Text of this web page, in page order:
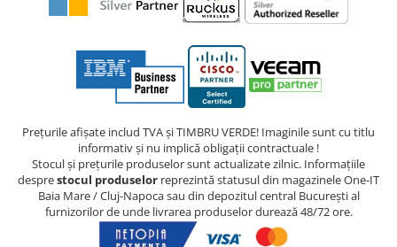
Prețurile afișate includ TVA și TIMBRU VERDE! Imaginile sunt cu titlu
informativ și nu implică obligații contractuale !
Stocul și prețurile produselor sunt actualizate zilnic. Informațiile
desprestocul produselor reprezintă statusul din magazinele One-IT
Baia Mare / Cluj-Napoca sau din depozitul central București al
furnizorilor de unde livrarea produselor durează 48/72 ore.